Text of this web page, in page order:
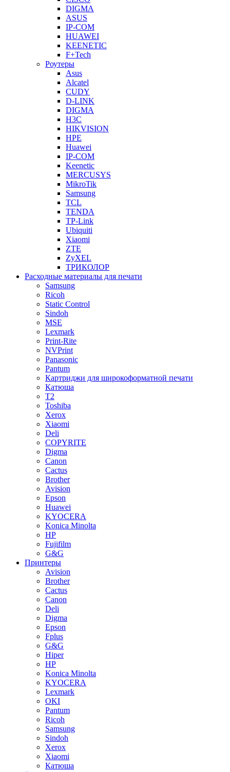
DIGMA
ASUS
IP-COM
HUAWEI
KEENETIC
F+Tech
Роутеры
Asus
Alcatel
CUDY
D-LINK
DIGMA
H3C
HIKVISION
HPE
Huawei
IP-COM
Keenetic
MERCUSYS
MikroTik
Samsung
TCL
TENDA
TP-Link
Ubiquiti
Xiaomi
ZTE
ZyXEL
ТРИКОЛОР
Расходные материалы для печати
Samsung
Ricoh
Static Control
Sindoh
MSE
Lexmark
Print-Rite
NVPrint
Panasonic
Pantum
Картриджи для широкоформатной печати
Катюша
T2
Toshiba
Xerox
Xiaomi
Deli
COPYRITE
Digma
Canon
Cactus
Brother
Avision
Epson
Huawei
KYOCERA
Konica Minolta
HP
Fujifilm
G&G
Принтеры
Avision
Brother
Cactus
Canon
Deli
Digma
Epson
Fplus
G&G
Hiper
HP
Konica Minolta
KYOCERA
Lexmark
OKI
Pantum
Ricoh
Samsung
Sindoh
Xerox
Xiaomi
Катюша